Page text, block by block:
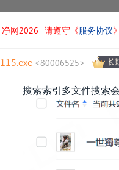
净网2026 请遵守《服务协议
115.exe <80006525> 长
搜索索引多文件搜索